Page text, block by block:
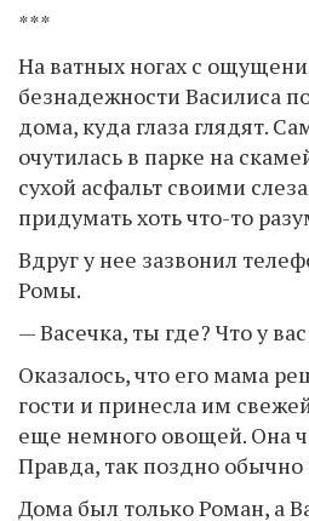
***
На ватных ногах с
безнадежности Василиса
дома, куда глаза глядят.
очутилась в парке на
сухой асфальт своими
придумать хоть что-то
Вдруг у нее зазвонил
Ромы.
— Васечка, ты где? Что у
Оказалось, что его мама
гости и принесла им
еще немного овощей. Она
Правда, так поздно
Дома был только Роман, а